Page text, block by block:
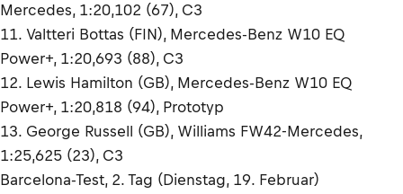
Mercedes, 1:20,102 (67), C3
11. Valtteri Bottas (FIN), Mercedes-Benz W10 EQ
Power+, 1:20,693 (88), C3
12. Lewis Hamilton (GB), Mercedes-Benz W10 EQ
Power+, 1:20,818 (94), Prototyp
13. George Russell (GB), Williams FW42-Mercedes,
1:25,625 (23), C3
Barcelona-Test, 2. Tag (Dienstag, 19. Februar)